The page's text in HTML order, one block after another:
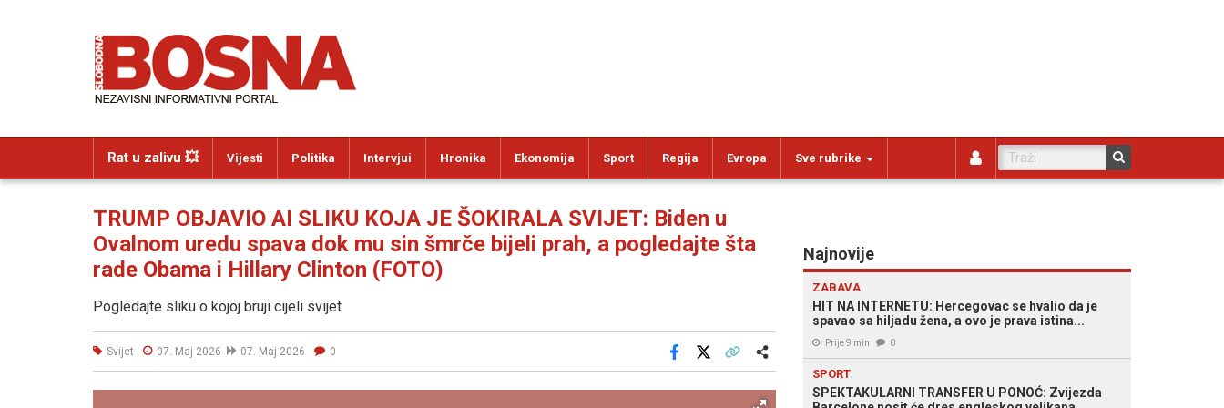
Rat u zalivu 💥 Vijesti Politika Intervjui Hronika Ekonomija Sport Regija Evropa Sve rubrike
TRUMP OBJAVIO AI SLIKU KOJA JE ŠOKIRALA SVIJET: Biden u
Ovalnom uredu spava dok mu sin šmrče bijeli prah, a pogledajte šta
rade Obama i Hillary Clinton (FOTO)
Pogledajte sliku o kojoj bruji cijeli svijet
Svijet 07. Maj 2026 07. Maj 2026 0
Facebook
Najnovije
ZABAVA
HIT NA INTERNETU: Hercegovac se hvalio da je
spavao sa hiljadu žena, a ovo je prava istina...
Prije 9 min 0
SPORT
SPEKTAKULARNI TRANSFER U PONOĆ: Zvijezda